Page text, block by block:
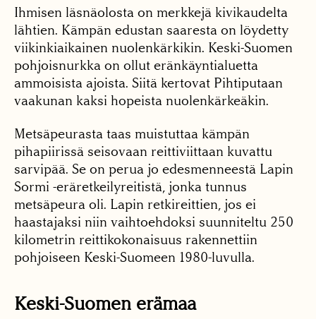
Ihmisen läsnäolosta on merkkejä kivikaudelta
lähtien. Kämpän edustan saaresta on löydetty
viikinkiaikainen nuolenkärkikin. Keski-Suomen
pohjoisnurkka on ollut eränkäyntialuetta
ammoisista ajoista. Siitä kertovat Pihtiputaan
vaakunan kaksi hopeista nuolenkärkeäkin.
Metsäpeurasta taas muistuttaa kämpän
pihapiirissä seisovaan reittiviittaan kuvattu
sarvipää. Se on perua jo edesmenneestä Lapin
Sormi -eräretkeilyreitistä, jonka tunnus
metsäpeura oli. Lapin retkireittien, jos ei
haastajaksi niin vaihtoehdoksi suunniteltu 250
kilometrin reittikokonaisuus rakennettiin
pohjoiseen Keski-Suomeen 1980-luvulla.
Keski-Suomen erämaa